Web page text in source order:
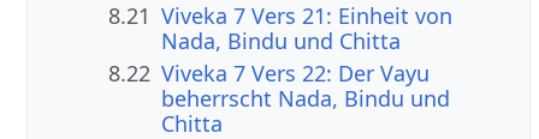
8.21 Viveka 7 Vers 21: Einheit von
Nada, Bindu und Chitta
8.22 Viveka 7 Vers 22: Der Vayu
beherrscht Nada, Bindu und
Chitta